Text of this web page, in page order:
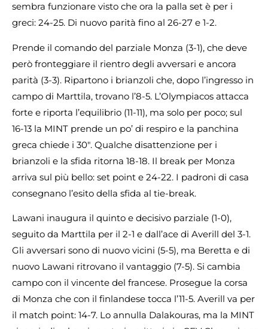
sembra funzionare visto che ora la palla set è per i
greci: 24-25. Di nuovo parità fino al 26-27 e 1-2.
Prende il comando del parziale Monza (3-1), che deve
però fronteggiare il rientro degli avversari e ancora
parità (3-3). Ripartono i brianzoli che, dopo l’ingresso in
campo di Marttila, trovano l’8-5. L’Olympiacos attacca
forte e riporta l’equilibrio (11-11), ma solo per poco; sul
16-13 la MINT prende un po’ di respiro e la panchina
greca chiede i 30″. Qualche disattenzione per i
brianzoli e la sfida ritorna 18-18. Il break per Monza
arriva sul più bello: set point e 24-22. I padroni di casa
consegnano l’esito della sfida al tie-break.
Lawani inaugura il quinto e decisivo parziale (1-0),
seguito da Marttila per il 2-1 e dall’ace di Averill del 3-1.
Gli avversari sono di nuovo vicini (5-5), ma Beretta e di
nuovo Lawani ritrovano il vantaggio (7-5). Si cambia
campo con il vincente del francese. Prosegue la corsa
di Monza che con il finlandese tocca l’11-5. Averill va per
il match point: 14-7. Lo annulla Dalakouras, ma la MINT